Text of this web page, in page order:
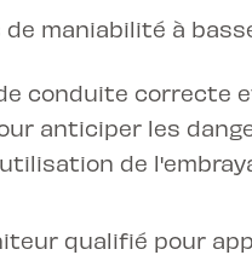
maniabilité à
conduite correcte
anticiper les
de
qualifié pour